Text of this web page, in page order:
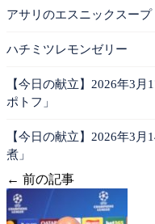
アサリのエスニックスープ
ハチミツレモンゼリー
【今日の献立】2026年3
ポトフ」
【今日の献立】2026年3
煮」
← 前の記事